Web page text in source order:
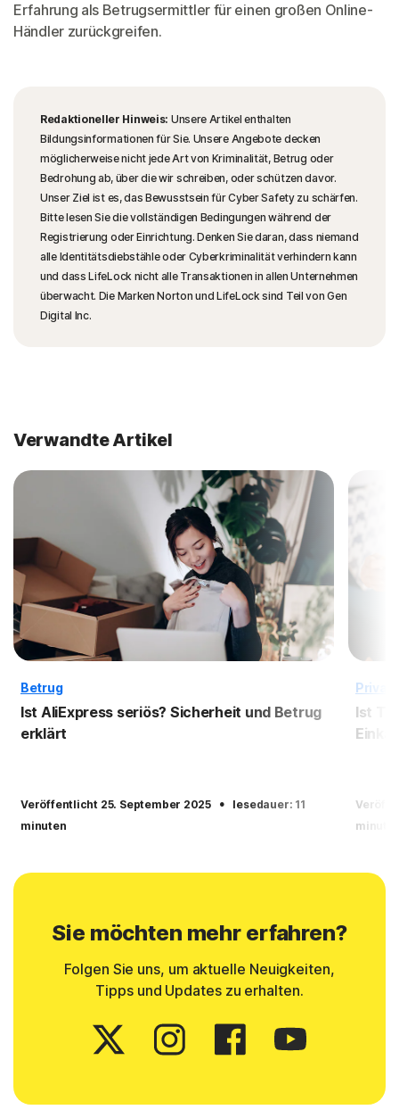
Erfahrung als Betrugsermittler für einen großen Online-
Händler zurückgreifen.
Redaktioneller Hinweis: Unsere Artikel enthalten
Bildungsinformationen für Sie. Unsere Angebote decken
möglicherweise nicht jede Art von Kriminalität, Betrug oder
Bedrohung ab, über die wir schreiben, oder schützen davor.
Unser Ziel ist es, das Bewusstsein für Cyber Safety zu schärfen.
Bitte lesen Sie die vollständigen Bedingungen während der
Registrierung oder Einrichtung. Denken Sie daran, dass niemand
alle Identitätsdiebstähle oder Cyberkriminalität verhindern kann
und dass LifeLock nicht alle Transaktionen in allen Unternehmen
überwacht. Die Marken Norton und LifeLock sind Teil von Gen
Digital Inc.
Verwandte Artikel
Betrug
Ist AliExpress seriös? Sicherheit und Betrug
erklärt
Veröffentlicht 25. September 2025 ·
lesedauer: 11
minuten
Ist
Sie möchten mehr erfahren?
Folgen Sie uns, um aktuelle Neuigkeiten,
Tipps und Updates zu erhalten.